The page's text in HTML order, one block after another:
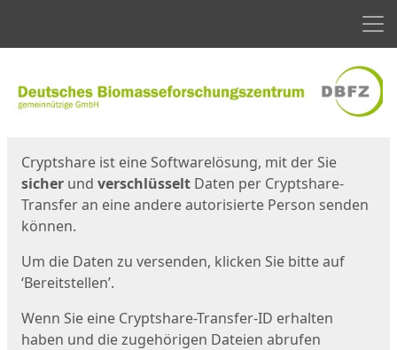
Cryptshare ist eine Softwarelösung, mit der Sie
sicher und verschlüsselt Daten per Cryptshare-
Transfer an eine andere autorisierte Person senden
können.
Um die Daten zu versenden, klicken Sie bitte auf
‘Bereitstellen’.
Wenn Sie eine Cryptshare-Transfer-ID erhalten
haben und die zugehörigen Dateien abrufen